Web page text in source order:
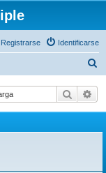
Identificarse
Registrarse
c
Buscar